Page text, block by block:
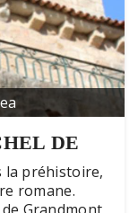
DE
la préhistoire,
romane.